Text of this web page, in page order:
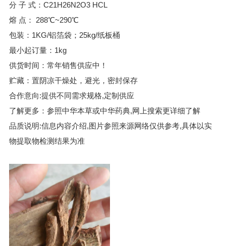
分 子 式：C21H26N2O3 HCL
熔 点： 288℃~290℃
包装：1KG/铝箔袋；25kg/纸板桶
最小起订量：1kg
供货时间：常年销售供应中！
贮藏：置阴凉干燥处，避光，密封保存
合作意向:提供不同需求规格,定制供应
了解更多：参照中华本草或中华药典,网上搜索更详细了解
品质说明:信息内容介绍,图片参照来源网络仅供参考,具体以实
物提取物检测结果为准